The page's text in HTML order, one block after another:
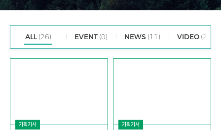
ALL (26) EVENT (0) NEWS (11) VIDEO (2)
기획기사 기획기사